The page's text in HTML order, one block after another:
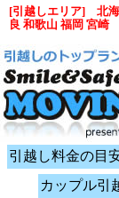
引越し料金の目
カップル引
[引越しエリア] 北海
良 和歌山 福岡 宮崎